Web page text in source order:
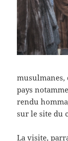
musulmanes,
pays
rendu
sur le site du
La visite,